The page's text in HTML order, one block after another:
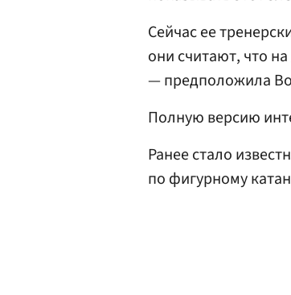
Сейчас ее
они считают, что
— предположила
Полную версию
Ранее стало
по фигурному